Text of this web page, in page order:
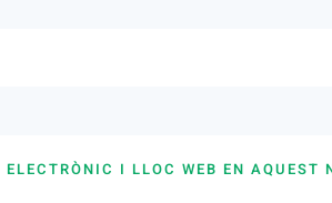
I LLOC WEB EN AQUEST